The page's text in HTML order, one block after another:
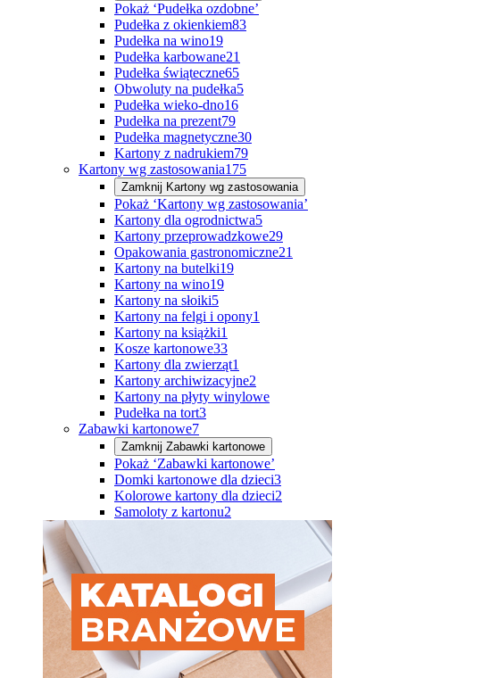
Pokaż ‘Pudełka ozdobne’
Pudełka z okienkiem83
Pudełka na wino19
Pudełka karbowane21
Pudełka świąteczne65
Obwoluty na pudełka5
Pudełka wieko-dno16
Pudełka na prezent79
Pudełka magnetyczne30
Kartony z nadrukiem79
Kartony wg zastosowania175
Zamknij Kartony wg zastosowania
Pokaż ‘Kartony wg zastosowania’
Kartony dla ogrodnictwa5
Kartony przeprowadzkowe29
Opakowania gastronomiczne21
Kartony na butelki19
Kartony na wino19
Kartony na słoiki5
Kartony na felgi i opony1
Kartony na książki1
Kosze kartonowe33
Kartony dla zwierząt1
Kartony archiwizacyjne2
Kartony na płyty winylowe
Pudełka na tort3
Zabawki kartonowe7
Zamknij Zabawki kartonowe
Pokaż ‘Zabawki kartonowe’
Domki kartonowe dla dzieci3
Kolorowe kartony dla dzieci2
Samoloty z kartonu2